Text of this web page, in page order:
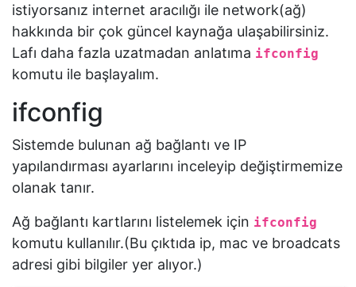
host
dig
arp
tcpdump
DNS
Ayarları
hosts
istiyorsanız internet aracılığı ile network(ağ)
hakkında bir çok güncel kaynağa ulaşabilirsiniz.
Lafı daha fazla uzatmadan anlatıma ifconfig
komutu ile başlayalım.
ifconfig
Sistemde bulunan ağ bağlantı ve IP
yapılandırması ayarlarını inceleyip değiştirmemize
olanak tanır.
Ağ bağlantı kartlarını listelemek için ifconfig
komutu kullanılır.(Bu çıktıda ip, mac ve broadcats
adresi gibi bilgiler yer alıyor.)